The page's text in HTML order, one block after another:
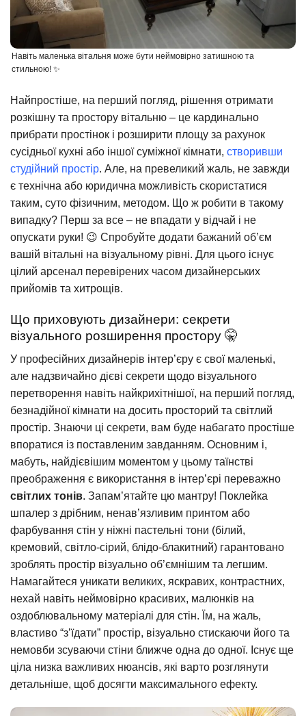
Навіть маленька вітальня може бути неймовірно затишною та
стильною! ✨
Найпростіше, на перший погляд, рішення отримати
розкішну та простору вітальню – це кардинально
прибрати простінок і розширити площу за рахунок
сусідньої кухні або іншої суміжної кімнати, створивши
студійний простір. Але, на превеликий жаль, не завжди
є технічна або юридична можливість скористатися
таким, суто фізичним, методом. Що ж робити в такому
випадку? Перш за все – не впадати у відчай і не
опускати руки! 😉 Спробуйте додати бажаний об’єм
вашій вітальні на візуальному рівні. Для цього існує
цілий арсенал перевірених часом дизайнерських
прийомів та хитрощів.
Що приховують дизайнери: секрети
візуального розширення простору 🤫
У професійних дизайнерів інтер’єру є свої маленькі,
але надзвичайно дієві секрети щодо візуального
перетворення навіть найкрихітнішої, на перший погляд,
безнадійної кімнати на досить просторий та світлий
простір. Знаючи ці секрети, вам буде набагато простіше
впоратися із поставленим завданням. Основним і,
мабуть, найдієвішим моментом у цьому таїнстві
преображення є використання в інтер’єрі переважно
світлих тонів. Запам’ятайте цю мантру! Поклейка
шпалер з дрібним, ненав’язливим принтом або
фарбування стін у ніжні пастельні тони (білий,
кремовий, світло-сірий, блідо-блакитний) гарантовано
зроблять простір візуально об’ємнішим та легшим.
Намагайтеся уникати великих, яскравих, контрастних,
нехай навіть неймовірно красивих, малюнків на
оздоблювальному матеріалі для стін. Їм, на жаль,
властиво “з’їдати” простір, візуально стискаючи його та
немовби зсуваючи стіни ближче одна до одної. Існує ще
ціла низка важливих нюансів, які варто розглянути
детальніше, щоб досягти максимального ефекту.